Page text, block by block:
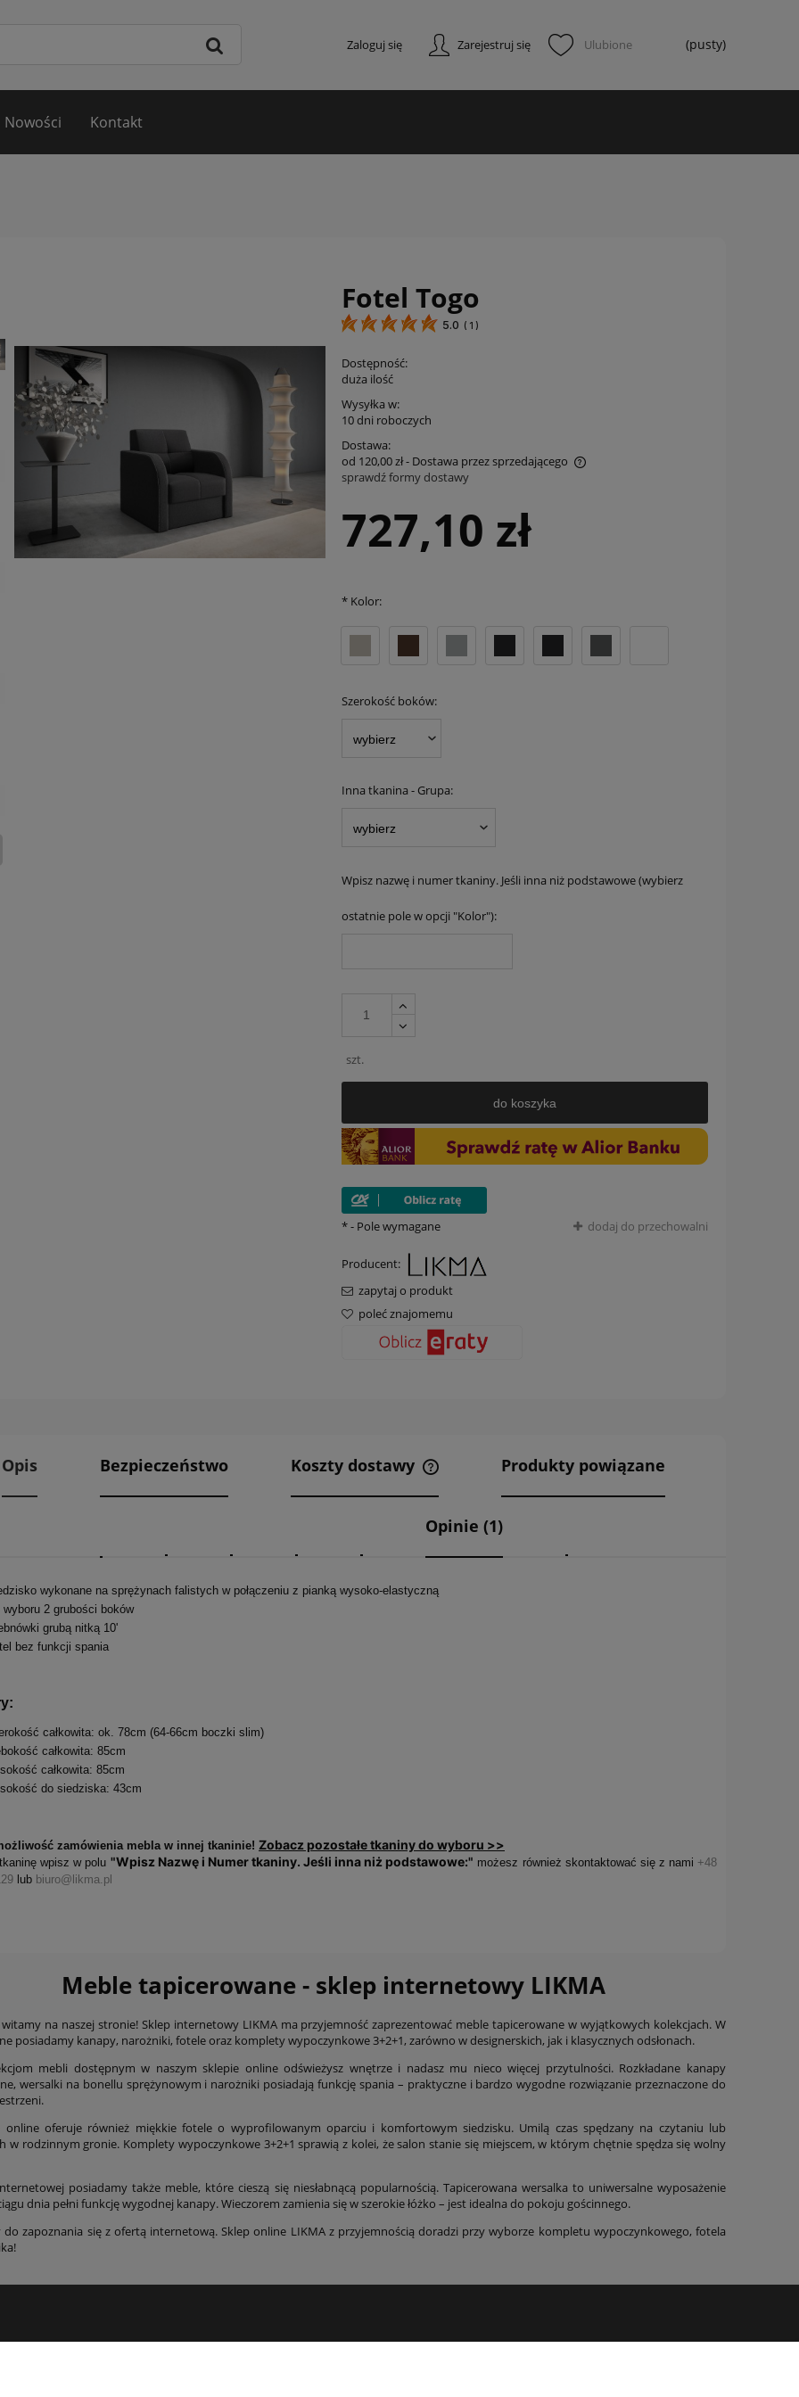
Zarejestruj się
Zaloguj się (pusty)
Nowości Kontakt
Fotel Togo
5.0 ( 1 )
Dostępność:
duża ilość
Wysyłka w:
10 dni roboczych
Dostawa:
od 120,00 zł- Dostawa przez sprzedającego
płatności
sprawdź formy dostawy
727,10 zł
*Kolor:
Szerokość boków:
Inna tkanina - Grupa:
Wpisz nazwę i numer tkaniny. Jeśli inna niż podstawowe (wybierz
ostatnie pole w opcji "Kolor"):
szt.
do koszyka
dodaj do przechowalni
*- Pole wymagane
Producent:
zapytaj o produkt
poleć znajomemu
Opis Bezpieczeństwo Koszty dostawy
kosztów płatności
Produkty powiązane
Opinie (1)
wykonane na sprężynach falistych w połączeniu z pianką wysoko-elastyczną
wyboru 2 grubości boków
grubą nitką 10'
bez funkcji spania
całkowita: ok. 78cm (64-66cm boczki slim)
całkowita: 85cm
całkowita: 85cm
do siedziska: 43cm
zamówienia mebla w innej tkaninie! Zobacz pozostałe tkaniny do wyboru >>
wpisz w polu "Wpisz Nazwę i Numer tkaniny. Jeśli inna niż podstawowe:" możesz również skontaktować się z nami +48
lub biuro@likma.pl
Meble tapicerowane - sklep internetowy LIKMA
witamy na naszej stronie! Sklep internetowy LIKMA ma przyjemność zaprezentować meble tapicerowane w wyjątkowych kolekcjach. W
posiadamy kanapy, narożniki, fotele oraz komplety wypoczynkowe 3+2+1, zarówno w designerskich, jak i klasycznych odsłonach.
mebli dostępnym w naszym sklepie online odświeżysz wnętrze i nadasz mu nieco więcej przytulności. Rozkładane kanapy
wersalki na bonellu sprężynowym i narożniki posiadają funkcję spania – praktyczne i bardzo wygodne rozwiązanie przeznaczone do
online oferuje również miękkie fotele o wyprofilowanym oparciu i komfortowym siedzisku. Umilą czas spędzany na czytaniu lub
w rodzinnym gronie. Komplety wypoczynkowe 3+2+1 sprawią z kolei, że salon stanie się miejscem, w którym chętnie spędza się wolny
posiadamy także meble, które cieszą się niesłabnącą popularnością. Tapicerowana wersalka to uniwersalne wyposażenie
dnia pełni funkcję wygodnej kanapy. Wieczorem zamienia się w szerokie łóżko – jest idealna do pokoju gościnnego.
do zapoznania się z ofertą internetową. Sklep online LIKMA z przyjemnością doradzi przy wyborze kompletu wypoczynkowego, fotela